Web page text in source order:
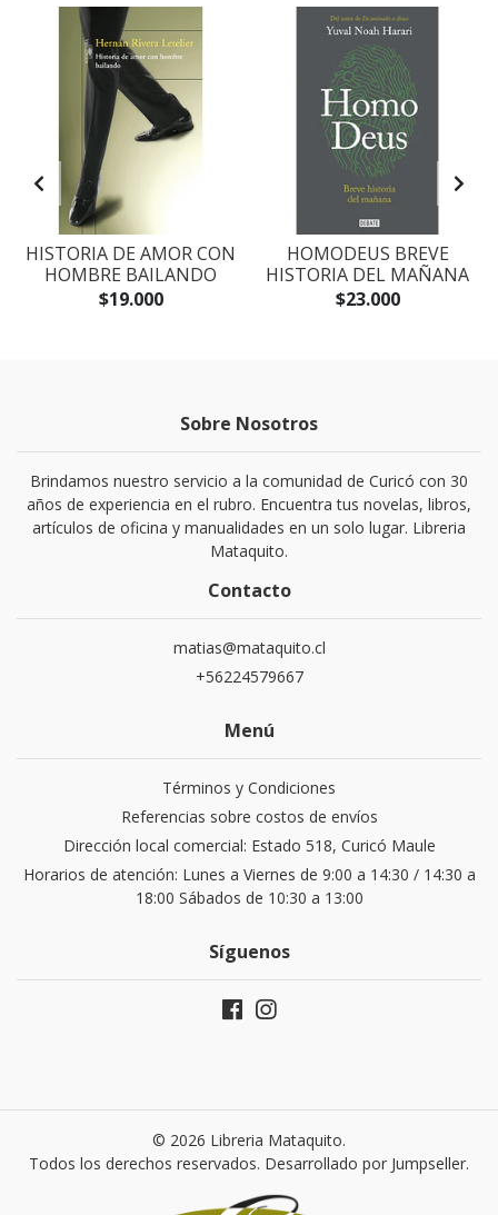
HISTORIA DE AMOR CON
HOMBRE BAILANDO
$19.000
HOMODEUS BREVE
HISTORIA DEL MAÑANA
$23.000
Sobre Nosotros
Brindamos nuestro servicio a la comunidad de Curicó con 30
años de experiencia en el rubro. Encuentra tus novelas, libros,
artículos de oficina y manualidades en un solo lugar. Libreria
Mataquito.
Contacto
matias@mataquito.cl
+56224579667
Menú
Términos y Condiciones
Referencias sobre costos de envíos
Dirección local comercial: Estado 518, Curicó Maule
Horarios de atención: Lunes a Viernes de 9:00 a 14:30 / 14:30 a
18:00 Sábados de 10:30 a 13:00
Síguenos
© 2026 Libreria Mataquito.
Todos los derechos reservados. Desarrollado por Jumpseller.